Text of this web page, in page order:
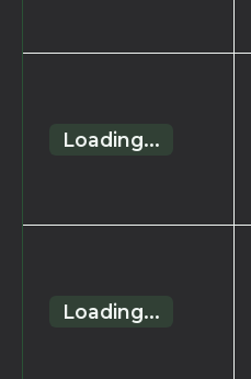
Loading...
Loading...